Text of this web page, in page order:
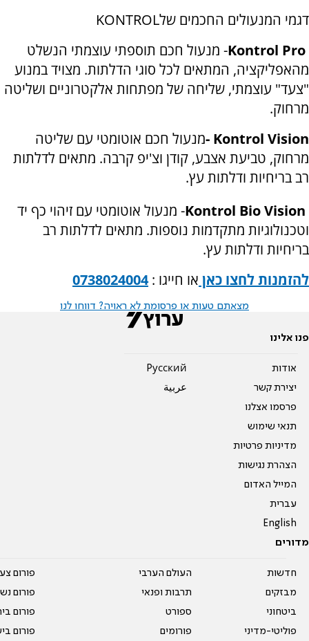
דגמי המנעולים החכמים שלKONTROL
Kontrol Pro- מנעול חכם תוספתי עוצמתי הנשלט
מהאפליקציה, המתאים לכל סוגי הדלתות. מצויד במנוע
"צעד" עוצמתי, שליחה של מפתחות אלקטרוניים ושליטה
מרחוק.
- Kontrol Visionמנעול חכם אוטומטי עם שליטה
מרחוק, טביעת אצבע, קודן וצ'יפ קרבה. מתאים לדלתות
רב בריחיות ודלתות עץ.
Kontrol Bio Vision- מנעול אוטומטי עם זיהוי כף יד
וטכנולוגיות מתקדמות נוספות. מתאים לדלתות רב
בריחיות ודלתות עץ.
להזמנות לחצו כאן או חייגו :0738024004
מצאתם טעות או פרסומת לא ראויה? דווחו לנו
פנו אלינו
אודות
יצירת קשר
פרסמו אצלנו
תנאי שימוש
מדיניות פרטיות
הצהרת נגישות
המייל האדום
עברית
English
Pусский
عربية
מדורים
חדשות
מבזקים
ביטחוני
פוליטי-מדיני
העולם הערבי
תרבות ופנאי
ספורט
פורומים
פורום
פורום
פורום
פורום